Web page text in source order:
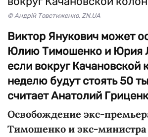
© Андрій Товстиженко, ZN.UA
Виктор Янукович может
Юлию Тимошенко и Юрия
если вокруг Качановской
неделю будут стоять 50
считает Анатолий
Освобождение экс-
Тимошенко и экс-